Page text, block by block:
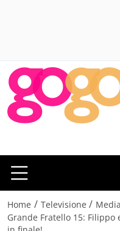
Home / Televisione /
Grande Fratello 15: Filippo